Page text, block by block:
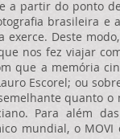
a partir do ponto
brasileira e
Deste
nos fez viajar
que a memória
Escorel; ou
quanto o
Para além
mundial, o MOVI